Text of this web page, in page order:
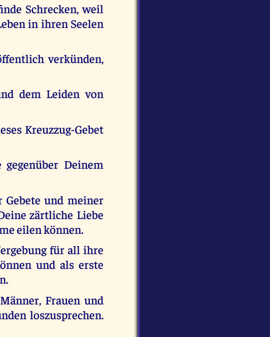
Schrecken, weil
in ihren Seelen
verkünden,
dem Leiden von
Kreuzzug-Gebet
Deinem
und meiner
zärtliche Liebe
eilen können.
für all ihre
und als erste
Frauen und
loszusprechen.